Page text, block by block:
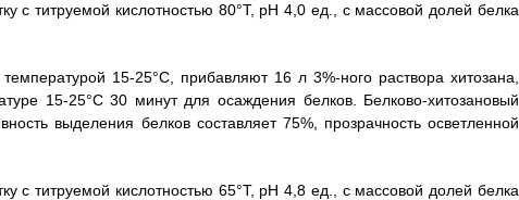
с титруемой кислотностью 80°Т, рН 4,0 ед., с массовой долей белка
15-25°С, прибавляют 16 л 3%-ного раствора хитозана,
15-25°С 30 минут для осаждения белков. Белково-хитозановый
выделения белков составляет 75%, прозрачность осветленной
с титруемой кислотностью 65°Т, рН 4,8 ед., с массовой долей белка